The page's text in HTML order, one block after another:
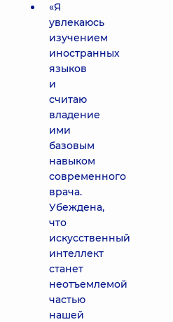
«Я
увлекаюсь
изучением
иностранных
языков
и
считаю
владение
ими
базовым
навыком
современного
врача.
Убеждена,
что
искусственный
интеллект
станет
неотъемлемой
частью
нашей